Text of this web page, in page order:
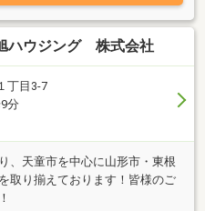
ハウジング 株式会社
丁目3-7
分
、天童市を中心に山形市・東根
取り揃えております！皆様のご